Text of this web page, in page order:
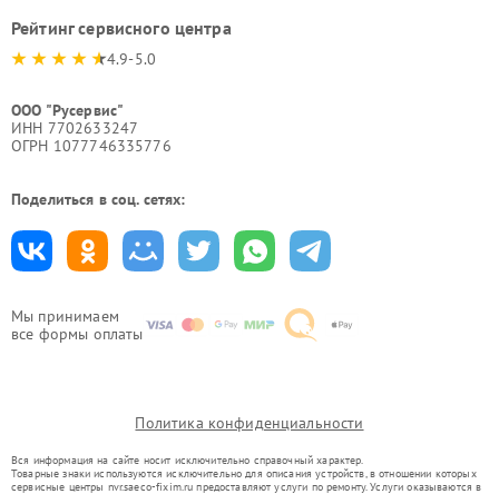
Мы принимаем
все формы оплаты
Рейтинг сервисного центра
4.9-5.0
ООО "Русервис"
ИНН 7702633247
ОГРН 1077746335776
Поделиться в соц. сетях:
Политика конфиденциальности
Вся информация на сайте носит исключительно справочный характер.
Товарные знаки используются исключительно для описания устройств, в отношении которых
сервисные центры nvr.saeco-fixim.ru предоставляют услуги по ремонту. Услуги оказываются в